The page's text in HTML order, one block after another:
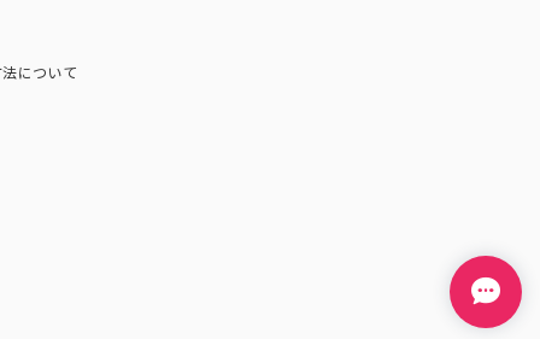
について